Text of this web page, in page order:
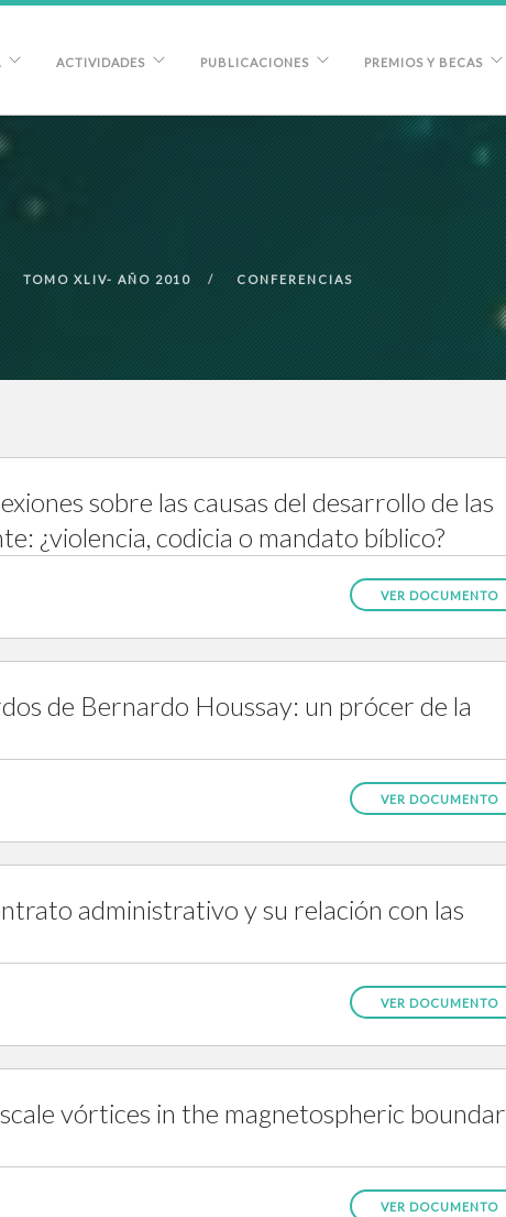
ACTIVIDADES PUBLICACIONES PREMIOS Y BECAS
TOMO XLIV- AÑO 2010 CONFERENCIAS
sobre las causas del desarrollo de las
¿violencia, codicia o mandato bíblico?
VER DOCUMENTO
de Bernardo Houssay: un prócer de la
VER DOCUMENTO
administrativo y su relación con las
VER DOCUMENTO
vórtices in the magnetospheric
VER DOCUMENTO